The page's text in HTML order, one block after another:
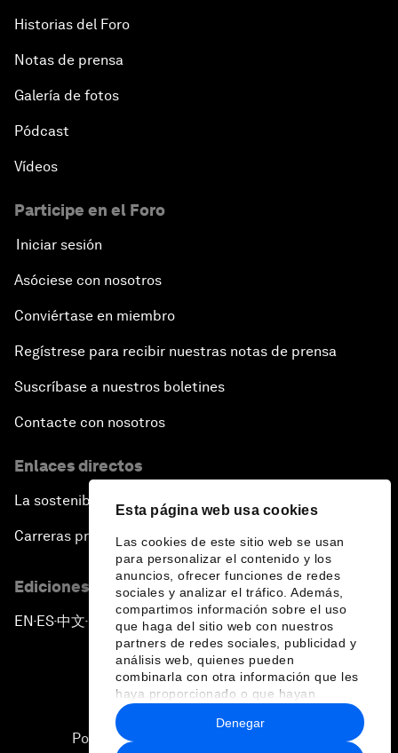
Esta página web usa cookies
Las cookies de este sitio web se usan
para personalizar el contenido y los
anuncios, ofrecer funciones de redes
sociales y analizar el tráfico. Además,
compartimos información sobre el uso
que haga del sitio web con nuestros
partners de redes sociales, publicidad y
análisis web, quienes pueden
combinarla con otra información que les
haya proporcionado o que hayan
recopilado a partir del uso que haya
hecho de sus servicios.
Denegar
Historias del Foro
Notas de prensa
Galería de fotos
Pódcast
Vídeos
Participe en el Foro
Iniciar sesión
Asóciese con nosotros
Conviértase en miembro
Regístrese para recibir nuestras notas de prensa
Suscríbase a nuestros boletines
Contacte con nosotros
Enlaces directos
La sostenibilidad en el Foro
Carreras profesionales
Ediciones en otros idiomas
EN ▪ES▪中文▪ 日本語
Política de privacidad y normas de uso